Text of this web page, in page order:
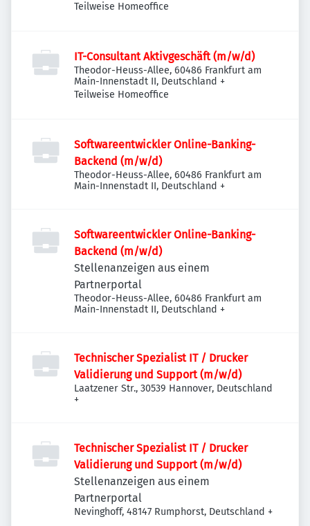
Teilweise Homeoffice
IT-Consultant Aktivgeschäft (m/w/d)
Theodor-Heuss-Allee, 60486 Frankfurt am
Main-Innenstadt II, Deutschland +
Teilweise Homeoffice
Softwareentwickler Online-Banking-
Backend (m/w/d)
Theodor-Heuss-Allee, 60486 Frankfurt am
Main-Innenstadt II, Deutschland +
Softwareentwickler Online-Banking-
Backend (m/w/d)
Stellenanzeigen aus einem
Partnerportal
Theodor-Heuss-Allee, 60486 Frankfurt am
Main-Innenstadt II, Deutschland +
Technischer Spezialist IT / Drucker
Validierung und Support (m/w/d)
Laatzener Str., 30539 Hannover, Deutschland
+
Technischer Spezialist IT / Drucker
Validierung und Support (m/w/d)
Stellenanzeigen aus einem
Partnerportal
Nevinghoff, 48147 Rumphorst, Deutschland +